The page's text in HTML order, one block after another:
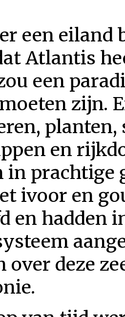
een eiland
Atlantis
een
zijn.
en
in prachtige
ivoor en
en hadden
over deze